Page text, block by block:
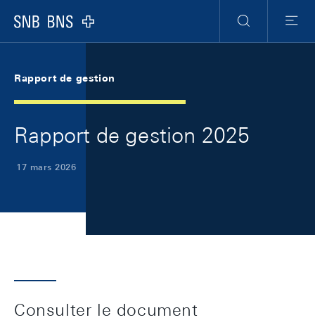
Logo
RechercheMenu
Rapport de gestion
Rapport de gestion 2025
17 mars 2026
Consulter le document